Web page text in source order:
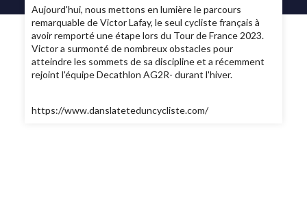
Aujourd'hui, nous mettons en lumière le parcours
remarquable de Victor Lafay, le seul cycliste français à
avoir remporté une étape lors du Tour de France 2023.
Victor a surmonté de nombreux obstacles pour
atteindre les sommets de sa discipline et a récemment
rejoint l'équipe Decathlon AG2R- durant l'hiver.
https://www.danslateteduncycliste.com/